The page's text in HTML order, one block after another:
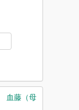
血藤（母